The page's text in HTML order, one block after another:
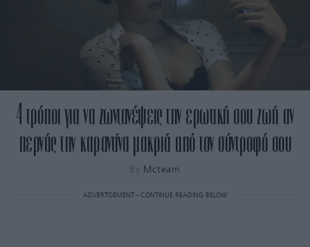
4 τρόποι για να ζωντανέψεις την ερωτική σου ζωή αν
περνάς την καραντίνα μακριά από τον σύντροφό σου
By Mcteam
ADVERTISEMENT - CONTINUE READING BELOW